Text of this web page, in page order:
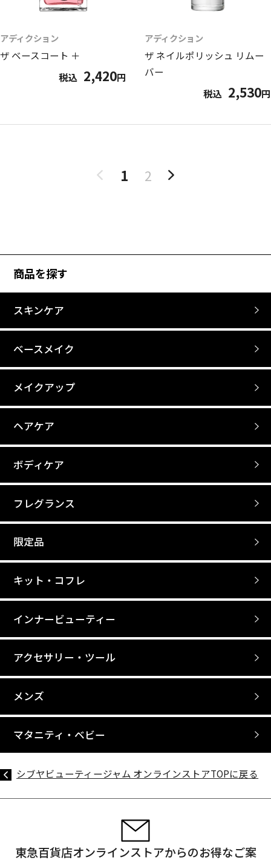
商品を探す
スキンケア
ベースメイク
メイクアップ
ヘアケア
ボディケア
フレグランス
限定品
キット・コフレ
インナービューティー
アクセサリー・ツール
メンズ
マタニティ・ベビー
シブヤビューティージャム オンラインストアTOPに戻る
アディクション
ザ ベースコート ＋
税込 2,420円
アディクション
ザ ネイルポリッシュ リムー
バー
税込 2,530円
1 2
東急百貨店オンラインストアからのお得なご案